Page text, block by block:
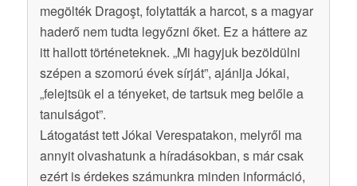
megölték Dragoşt, folytatták a harcot, s a magyar
haderő nem tudta legyőzni őket. Ez a háttere az
itt hallott történeteknek. „Mi hagyjuk bezöldülni
szépen a szomorú évek sírját”, ajánlja Jókai,
„felejtsük el a tényeket, de tartsuk meg belőle a
tanulságot”.
Látogatást tett Jókai Verespatakon, melyről ma
annyit olvashatunk a híradásokban, s már csak
ezért is érdekes számunkra minden információ,